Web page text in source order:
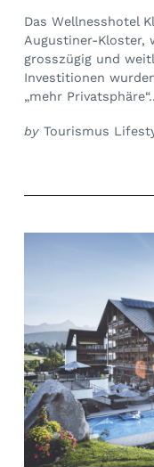
Das Wellnesshotel
Augustiner-Kloster,
grosszügig und
Investitionen
„mehr
by Tourismus